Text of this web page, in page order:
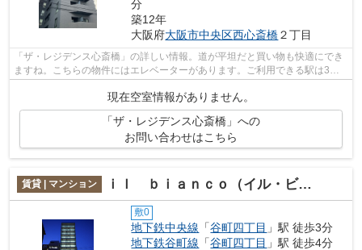
分
築12年
大阪府大阪市中央区西心斎橋２丁目
「ザ・レジデンス心斎橋」の詳しい情報。道が平坦だと買い物も快適にでき
ますね。こちらの物件にはエレベーターがあります。ご利用できる駅は3駅
現在空室情報がありません。
「ザ・レジデンス心斎橋」への
お問い合わせはこちら
賃貸 | マンション ｉｌ ｂｉａｎｃｏ（イル・ビアンコ）
敷0
地下鉄中央線 「谷町四丁目 」駅 徒歩3分
地下鉄谷町線 「谷町四丁目 」駅 徒歩4分